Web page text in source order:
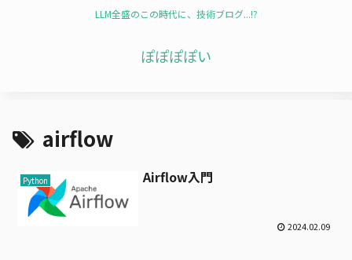
LLM全盛のこの時代に、技術ブログ...!?
ぽぽぽぽい
airflow
Python Airflow入門
2024.02.09